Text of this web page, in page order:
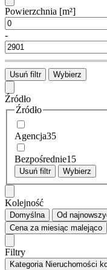
Powierzchnia [m²]
-
Usuń filtr Wybierz
Źródło
Źródło
Agencja35
Bezpośrednie15
Usuń filtr Wybierz
Kolejność
Domyślna Od
Cena za miesiąc malejąco
Filtry
Kategoria Nieruchomości